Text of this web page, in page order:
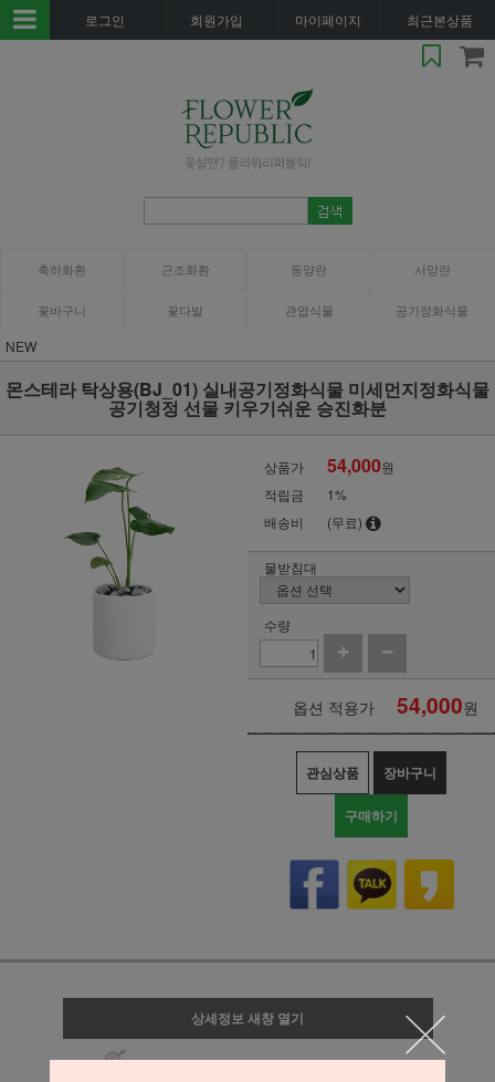
로그인 회원가입 마이페이지 최근본상품
축하화환 근조화환 동양란 서양란
꽃바구니 꽃다발 관엽식물 공기정화식물
NEW
몬스테라 탁상용(BJ_01) 실내공기정화식물 미세먼지정화식물
공기청정 선물 키우기쉬운 승진화분
상품가 54,000원
적립금
1%
배송비
(무료)
물받침대
수량
옵션 적용가 54,000원
관심상품 장바구니
구매하기
상세정보 새창 열기